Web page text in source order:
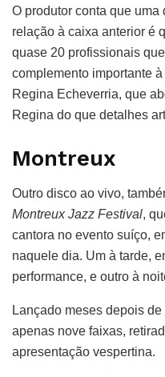
O produtor conta que
relação à caixa anterior é
quase 20 profissionais
complemento importante
Regina Echeverria, que
Regina do que detalhes
Montreux
Outro disco ao vivo,
Montreux Jazz Festival,
cantora no evento suíço,
naquele dia. Um à tarde,
performance, e outro à
Lançado meses depois
apenas nove faixas,
apresentação vespertina.